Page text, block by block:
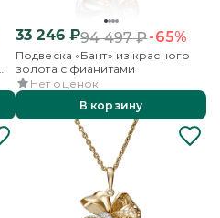
33 246₽94 497₽-65%
Подвеска «Бант» из красного
золота с фианитами
Нет оценок
В корзину